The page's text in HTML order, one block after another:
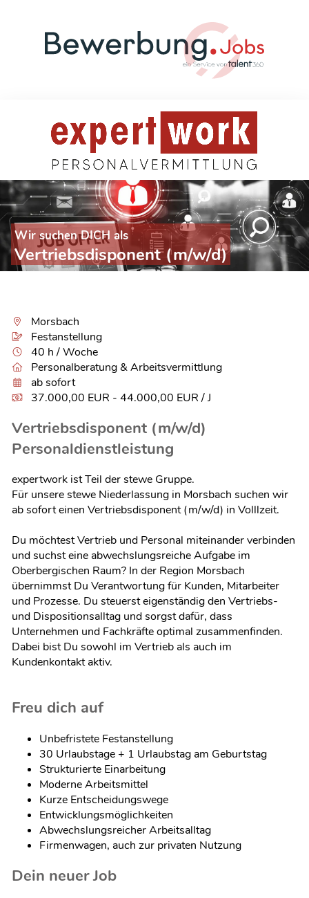
Wir suchen DICH als
Vertriebsdisponent (m/w/d)
Morsbach
Festanstellung
40 h / Woche
Personalberatung & Arbeitsvermittlung
ab sofort
37.000,00 EUR - 44.000,00 EUR / J
Vertriebsdisponent (m/w/d)
Personaldienstleistung
expertwork ist Teil der stewe Gruppe.
Für unsere stewe Niederlassung in Morsbach suchen wir
ab sofort einen Vertriebsdisponent (m/w/d) in Volllzeit.
Du möchtest Vertrieb und Personal miteinander verbinden
und suchst eine abwechslungsreiche Aufgabe im
Oberbergischen Raum? In der Region Morsbach
übernimmst Du Verantwortung für Kunden, Mitarbeiter
und Prozesse. Du steuerst eigenständig den Vertriebs-
und Dispositionsalltag und sorgst dafür, dass
Unternehmen und Fachkräfte optimal zusammenfinden.
Dabei bist Du sowohl im Vertrieb als auch im
Kundenkontakt aktiv.
Freu dich auf
Unbefristete Festanstellung
30 Urlaubstage + 1 Urlaubstag am Geburtstag
Strukturierte Einarbeitung
Moderne Arbeitsmittel
Kurze Entscheidungswege
Entwicklungsmöglichkeiten
Abwechslungsreicher Arbeitsalltag
Firmenwagen, auch zur privaten Nutzung
Dein neuer Job